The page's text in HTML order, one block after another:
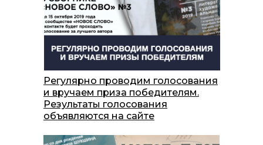
Регулярно проводим голосования
и вручаем приза победителям.
Результаты голосования
объявляются на сайте